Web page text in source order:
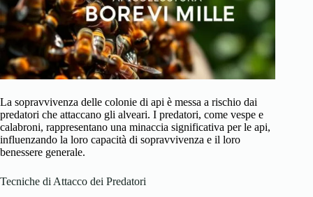
La sopravvivenza delle colonie di api è messa a rischio dai
predatori che attaccano gli alveari. I predatori, come vespe e
calabroni, rappresentano una minaccia significativa per le api,
influenzando la loro capacità di sopravvivenza e il loro
benessere generale.
Tecniche di Attacco dei Predatori